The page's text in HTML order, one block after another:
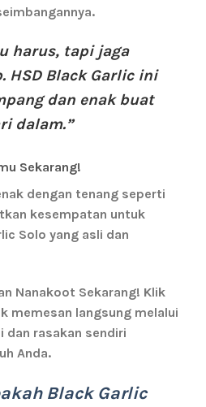
harus, tapi jaga
HSD Black Garlic ini
dan enak buat
dalam.”
Sekarang!
dengan tenang seperti
kesempatan untuk
Solo yang asli dan
Nanakoot Sekarang! Klik
memesan langsung melalui
rasakan sendiri
Anda.
Black Garlic